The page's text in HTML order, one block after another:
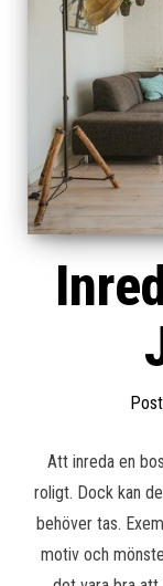
Att inreda en
roligt. Dock kan
behöver tas.
motiv och